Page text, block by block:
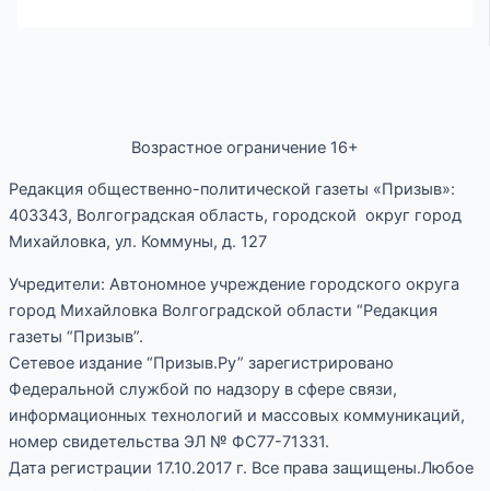
Возрастное ограничение 16+
Редакция общественно-политической газеты «Призыв»:
403343, Волгоградская область, городской округ город
Михайловка, ул. Коммуны, д. 127
Учредители: Автономное учреждение городского округа
город Михайловка Волгоградской области “Редакция
газеты “Призыв”.
Сетевое издание “Призыв.Ру” зарегистрировано
Федеральной службой по надзору в сфере связи,
информационных технологий и массовых коммуникаций,
номер свидетельства ЭЛ № ФС77-71331.
Дата регистрации 17.10.2017 г. Все права защищены.Любое